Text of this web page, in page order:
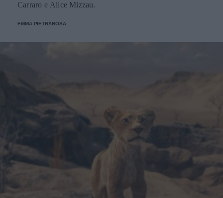
Carraro e Alice Mizzau.
EMMA PIETRAROSA